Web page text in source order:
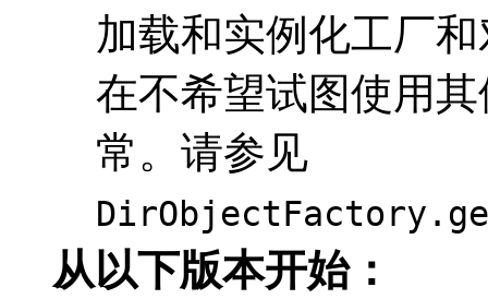
加载和实例化工厂
在不希望试图使用
常。请参见
从以下版本开始：